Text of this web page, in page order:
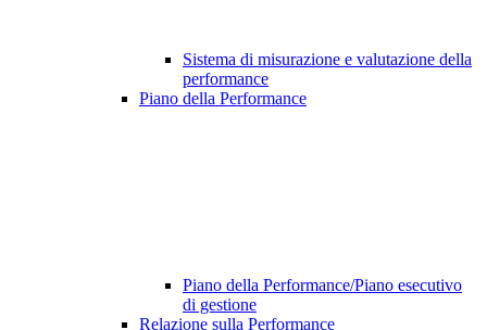
Sistema di misurazione e valutazione della
performance
Piano della Performance
Piano della Performance/Piano esecutivo
di gestione
Relazione sulla Performance